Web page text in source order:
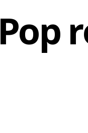
Pop